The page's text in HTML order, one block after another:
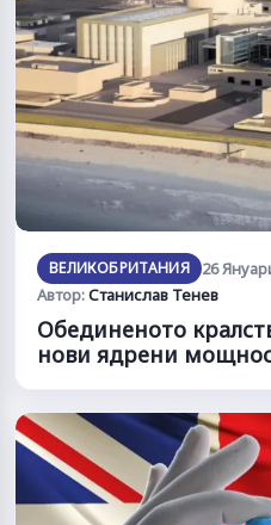
ВЕЛИКОБРИТАНИЯ
26
Автор:Станислав Тенев
Обединеното
нови ядрени